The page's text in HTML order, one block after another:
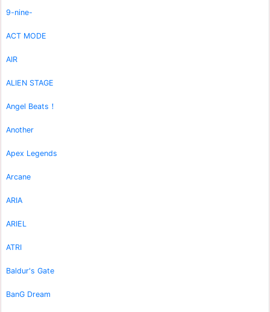
9-nine-
ACT MODE
AIR
ALIEN STAGE
Angel Beats！
Another
Apex Legends
Arcane
ARIA
ARIEL
ATRI
Baldur's Gate
BanG Dream